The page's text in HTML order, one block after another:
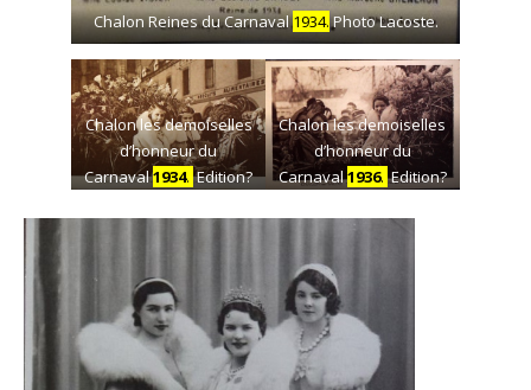
Chalon Reines du Carnaval1934.Photo Lacoste.
Chalon les demoiselles
d’honneur du
Carnaval1934.Edition?
Chalon les demoiselles
d’honneur du
Carnaval1936. Edition?